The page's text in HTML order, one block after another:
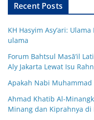
Recent Posts
KH Hasyim Asy’ari:
ulama
Forum Bahtsul Masā’il
Aly Jakarta Lewat Isu Rahn
Apakah Nabi Muhammad
Ahmad Khatib Al-
Minang dan Kiprahnya di